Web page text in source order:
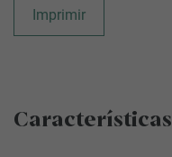
Imprimir
Características